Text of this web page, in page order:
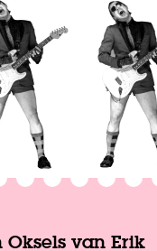
Oksels van Erik